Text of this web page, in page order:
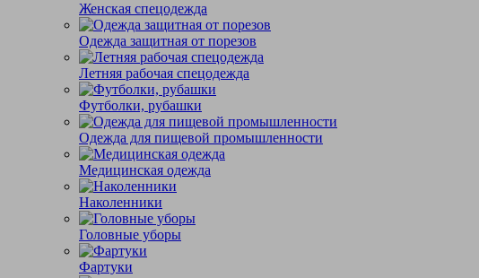
Женская спецодежда
Одежда защитная от порезов
Летняя рабочая спецодежда
Футболки, рубашки
Одежда для пищевой промышленности
Медицинская одежда
Наколенники
Головные уборы
Фартуки